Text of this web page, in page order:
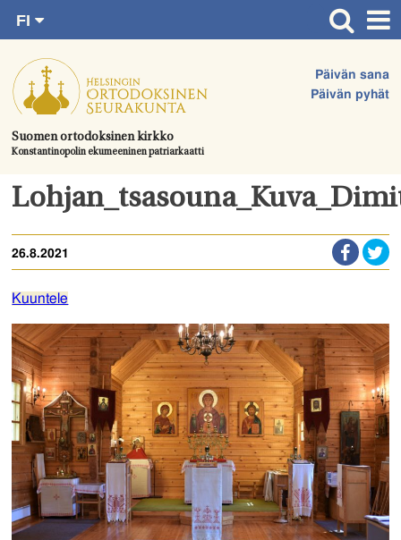
suoraan
sisältöön.
Suomen ortodoksinen kirkko
Konstantinopolin ekumeeninen patriarkaatti
Päivän sana
Päivän pyhät
FI
SV
EN
UA
Etusivu
Ajankohtaista
Juhlat & toimitukset
Kirkot
Tule mukaan
Hautausmaa
Yhteystiedot
26.8.2021
Kuuntele